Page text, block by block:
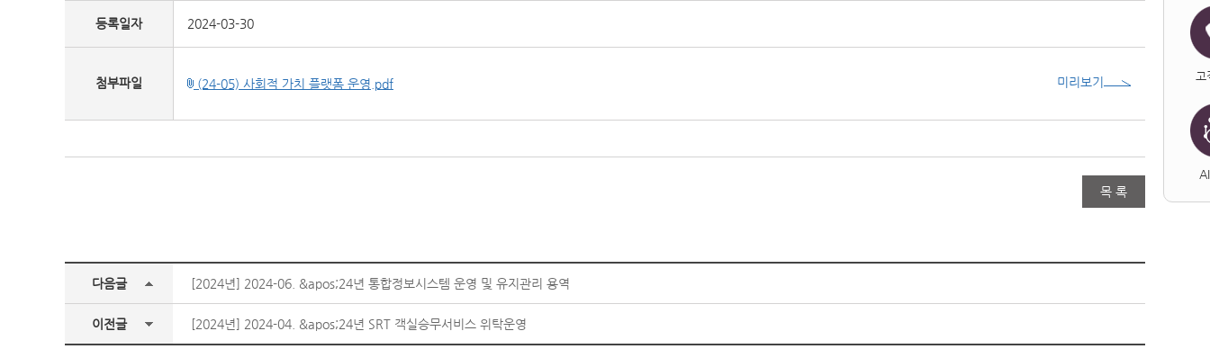
등록일자 2024-03-30
첨부파일 (24-05) 사회적 가치 플랫폼 운영.pdf 미리보기
목 록
다음글 [2024년] 2024-06. &apos;24년 통합정보시스템 운영 및 유지관리 용역
이전글 [2024년] 2024-04. &apos;24년 SRT 객실승무서비스 위탁운영
고